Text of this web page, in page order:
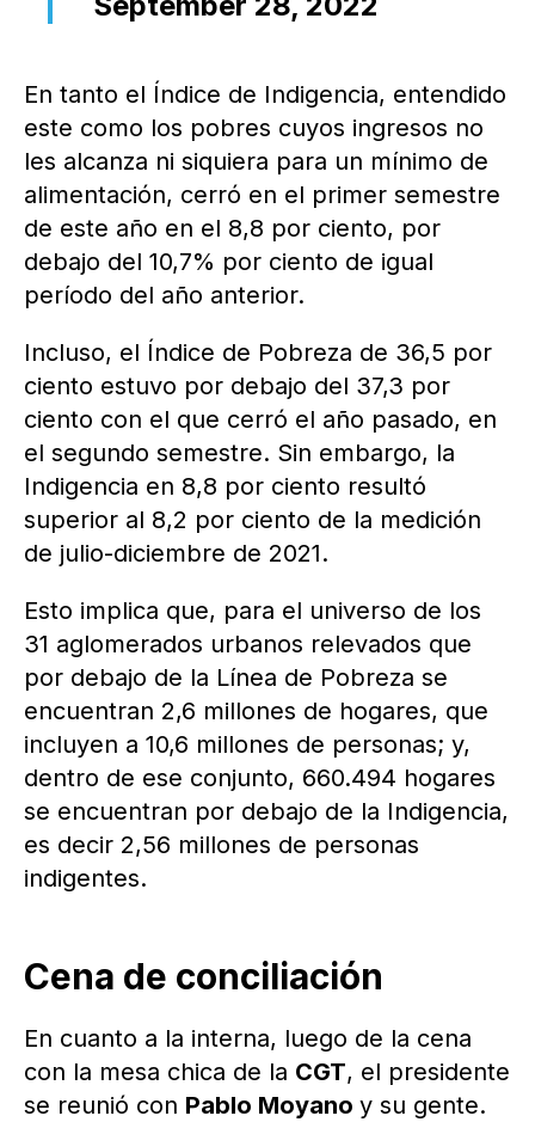
En tanto el Índice de Indigencia, entendido
este como los pobres cuyos ingresos no
les alcanza ni siquiera para un mínimo de
alimentación, cerró en el primer semestre
de este año en el 8,8 por ciento, por
debajo del 10,7% por ciento de igual
período del año anterior.
Incluso, el Índice de Pobreza de 36,5 por
ciento estuvo por debajo del 37,3 por
ciento con el que cerró el año pasado, en
el segundo semestre. Sin embargo, la
Indigencia en 8,8 por ciento resultó
superior al 8,2 por ciento de la medición
de julio-diciembre de 2021.
Esto implica que, para el universo de los
31 aglomerados urbanos relevados que
por debajo de la Línea de Pobreza se
encuentran 2,6 millones de hogares, que
incluyen a 10,6 millones de personas; y,
dentro de ese conjunto, 660.494 hogares
se encuentran por debajo de la Indigencia,
es decir 2,56 millones de personas
indigentes.
Cena de conciliación
En cuanto a la interna, luego de la cena
con la mesa chica de la CGT, el presidente
se reunió con Pablo Moyano y su gente.